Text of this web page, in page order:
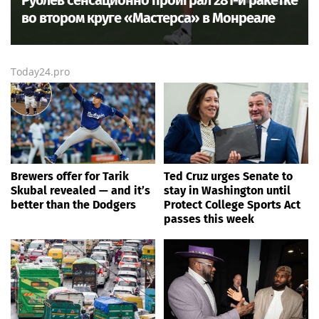
во втором круге «Мастерса» в Монреале
Today24.pro
Brewers offer for Tarik
Skubal revealed — and it’s
better than the Dodgers
Ted Cruz urges Senate to
stay in Washington until
Protect College Sports Act
passes this week